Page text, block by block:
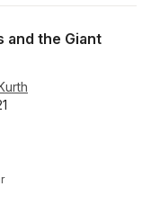
and the Giant